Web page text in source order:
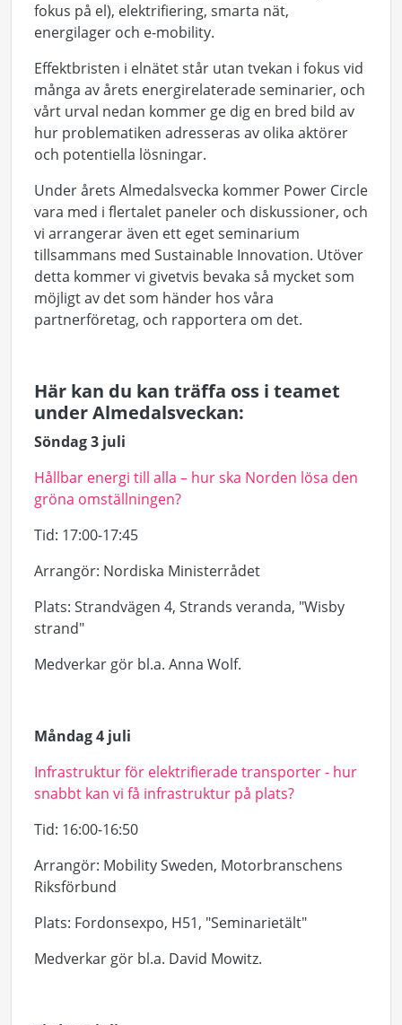
fokus på el), elektrifiering, smarta nät,
energilager och e-mobility.
Effektbristen i elnätet står utan tvekan i fokus vid
många av årets energirelaterade seminarier, och
vårt urval nedan kommer ge dig en bred bild av
hur problematiken adresseras av olika aktörer
och potentiella lösningar.
Under årets Almedalsvecka kommer Power Circle
vara med i flertalet paneler och diskussioner, och
vi arrangerar även ett eget seminarium
tillsammans med Sustainable Innovation. Utöver
detta kommer vi givetvis bevaka så mycket som
möjligt av det som händer hos våra
partnerföretag, och rapportera om det.
Här kan du kan träffa oss i teamet
under Almedalsveckan:
Söndag 3 juli
Hållbar energi till alla – hur ska Norden lösa den
gröna omställningen?
Tid: 17:00-17:45
Arrangör: Nordiska Ministerrådet
Plats: Strandvägen 4, Strands veranda, "Wisby
strand"
Medverkar gör bl.a. Anna Wolf.
Måndag 4 juli
Infrastruktur för elektrifierade transporter - hur
snabbt kan vi få infrastruktur på plats?
Tid: 16:00-16:50
Arrangör: MobilitySweden, Motorbranschens
Riksförbund
Plats: Fordonsexpo, H51, "Seminarietält"
Medverkar gör bl.a. David Mowitz.